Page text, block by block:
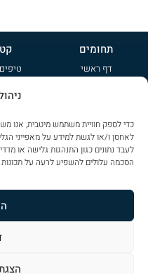
לאחסן ו/או לגשת למידע על מאפייני
לעבד נתונים כגון התנהגות גלישה או
הסכמה עלולים להשפיע לרעה על
תחומים
דף ראשי
ציי רכב
צור קשר